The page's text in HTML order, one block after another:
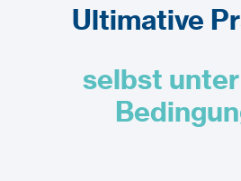
Ultimative
selbst